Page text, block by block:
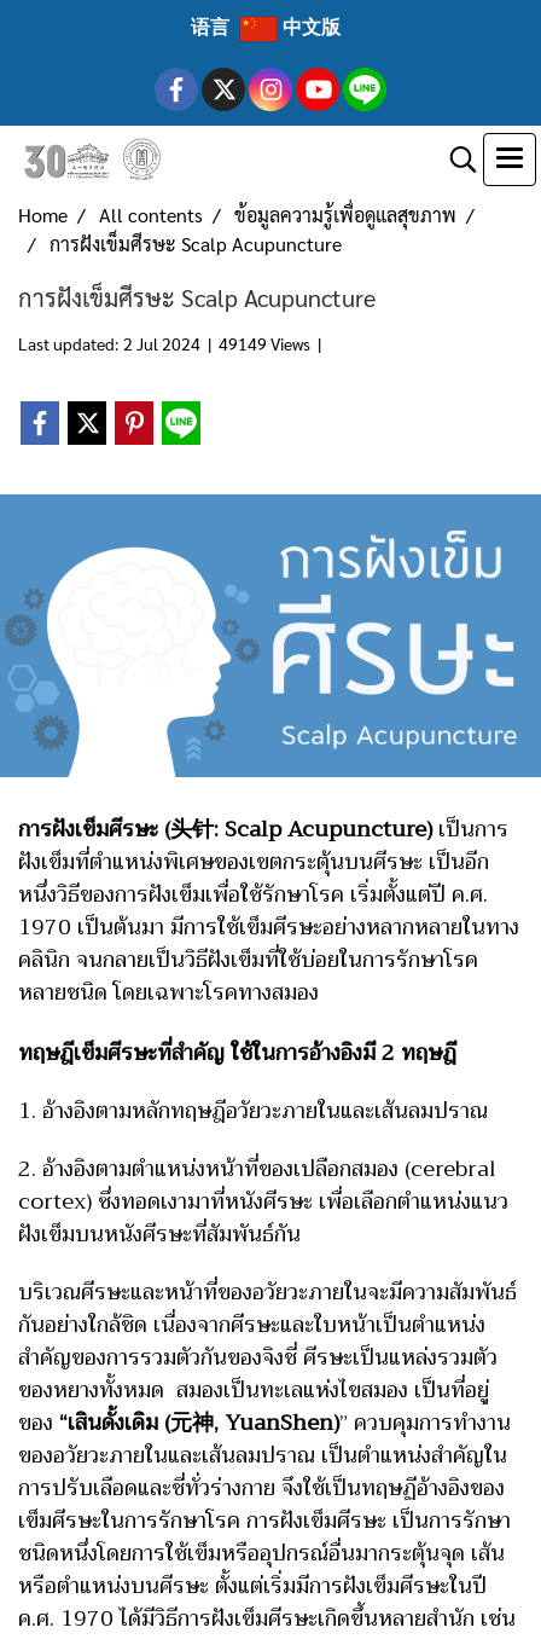
语言 中文版
Home All contents
ข้อมูลความรู้เพื่อดูแลสุขภาพ
การฝังเข็มศีรษะ Scalp Acupuncture
การฝังเข็มศีรษะ Scalp Acupuncture
Last updated: 2 Jul 2024 | 49149 Views |
การฝังเข็มศีรษะ (头针: Scalp Acupuncture)เป็นการ
ฝังเข็มที่ตำแหน่งพิเศษของเขตกระตุ้นบนศีรษะ เป็นอีก
หนึ่งวิธีของการฝังเข็มเพื่อใช้รักษาโรค เริ่มตั้งแต่ปี ค.ศ.
1970 เป็นต้นมา มีการใช้เข็มศีรษะอย่างหลากหลายในทาง
คลินิก จนกลายเป็นวิธีฝังเข็มที่ใช้บ่อยในการรักษาโรค
หลายชนิด โดยเฉพาะโรคทางสมอง
ทฤษฎีเข็มศีรษะที่สำคัญ ใช้ในการอ้างอิงมี 2 ทฤษฎี
1. อ้างอิงตามหลักทฤษฎีอวัยวะภายในและเส้นลมปราณ
2. อ้างอิงตามตำแหน่งหน้าที่ของเปลือกสมอง (cerebral
cortex) ซึ่งทอดเงามาที่หนังศีรษะ เพื่อเลือกตำแหน่งแนว
ฝังเข็มบนหนังศีรษะที่สัมพันธ์กัน
บริเวณศีรษะและหน้าที่ของอวัยวะภายในจะมีความสัมพันธ์
กันอย่างใกล้ชิด เนื่องจากศีรษะและใบหน้าเป็นตำแหน่ง
สำคัญของการรวมตัวกันของจิงชี่ ศีรษะเป็นแหล่งรวมตัว
ของหยางทั้งหมด สมองเป็นทะเลแห่งไขสมอง เป็นที่อยู่
ของ “เสินดั้งเดิม (元神, YuanShen)” ควบคุมการทำงาน
ของอวัยวะภายในและเส้นลมปราณ เป็นตำแหน่งสำคัญใน
การปรับเลือดและชี่ทั่วร่างกาย จึงใช้เป็นทฤษฏีอ้างอิงของ
เข็มศีรษะในการรักษาโรค การฝังเข็มศีรษะ เป็นการรักษา
ชนิดหนึ่งโดยการใช้เข็มหรืออุปกรณ์อื่นมากระตุ้นจุด เส้น
หรือตำแหน่งบนศีรษะ ตั้งแต่เริ่มมีการฝังเข็มศีรษะในปี
ค.ศ. 1970 ได้มีวิธีการฝังเข็มศีรษะเกิดขึ้นหลายสำนัก เช่น